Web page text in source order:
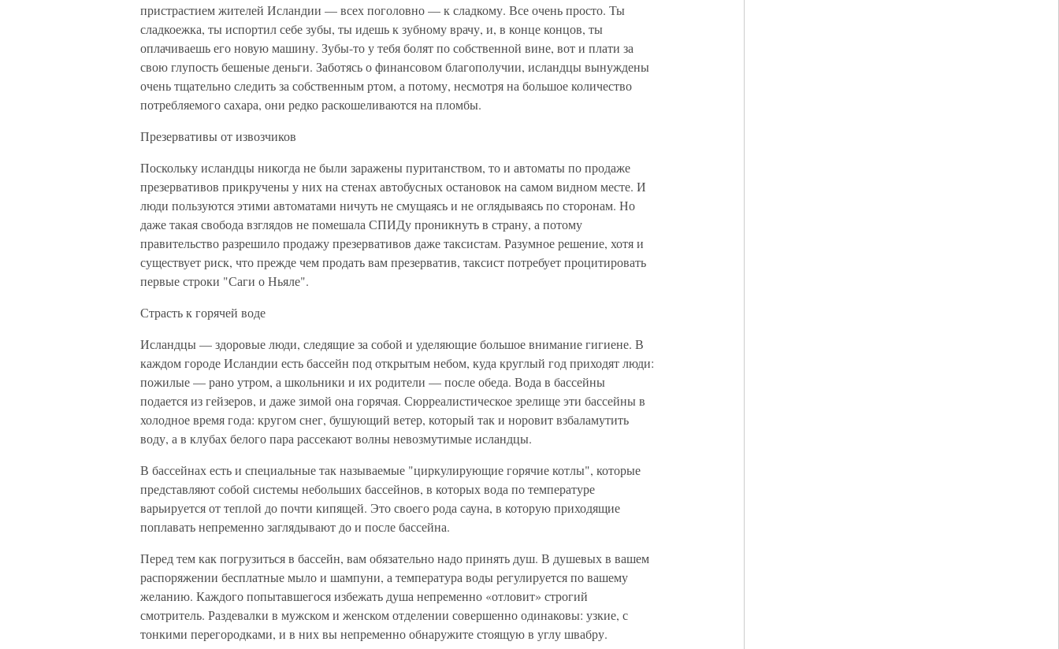
пристрастием жителей Исландии — всех поголовно — к сладкому. Все очень просто. Ты
сладкоежка, ты испортил себе зубы, ты идешь к зубному врачу, и, в конце концов, ты
оплачиваешь его новую машину. Зубы-то у тебя болят по собственной вине, вот и плати за
свою глупость бешеные деньги. Заботясь о финансовом благополучии, исландцы вынуждены
очень тщательно следить за собственным ртом, а потому, несмотря на большое количество
потребляемого сахара, они редко раскошеливаются на пломбы.
Презервативы от извозчиков
Поскольку исландцы никогда не были заражены пуританством, то и автоматы по продаже
презервативов прикручены у них на стенах автобусных остановок на самом видном месте. И
люди пользуются этими автоматами ничуть не смущаясь и не оглядываясь по сторонам. Но
даже такая свобода взглядов не помешала СПИДу проникнуть в страну, а потому
правительство разрешило продажу презервативов даже таксистам. Разумное решение, хотя и
существует риск, что прежде чем продать вам презерватив, таксист потребует процитировать
первые строки "Саги о Ньяле".
Страсть к горячей воде
Исландцы — здоровые люди, следящие за собой и уделяющие большое внимание гигиене. В
каждом городе Исландии есть бассейн под открытым небом, куда круглый год приходят люди:
пожилые — рано утром, а школьники и их родители — после обеда. Вода в бассейны
подается из гейзеров, и даже зимой она горячая. Сюрреалистическое зрелище эти бассейны в
холодное время года: кругом снег, бушующий ветер, который так и норовит взбаламутить
воду, а в клубах белого пара рассекают волны невозмутимые исландцы.
В бассейнах есть и специальные так называемые "циркулирующие горячие котлы", которые
представляют собой системы небольших бассейнов, в которых вода по температуре
варьируется от теплой до почти кипящей. Это своего рода сауна, в которую приходящие
поплавать непременно заглядывают до и после бассейна.
Перед тем как погрузиться в бассейн, вам обязательно надо принять душ. В душевых в вашем
распоряжении бесплатные мыло и шампуни, а температура воды регулируется по вашему
желанию. Каждого попытавшегося избежать душа непременно «отловит» строгий
смотритель. Раздевалки в мужском и женском отделении совершенно одинаковы: узкие, с
тонкими перегородками, и в них вы непременно обнаружите стоящую в углу швабру.